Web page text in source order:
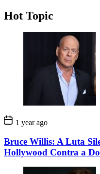
Hot Topic
1 year ago
Bruce Willis: A Luta
Hollywood Contra a